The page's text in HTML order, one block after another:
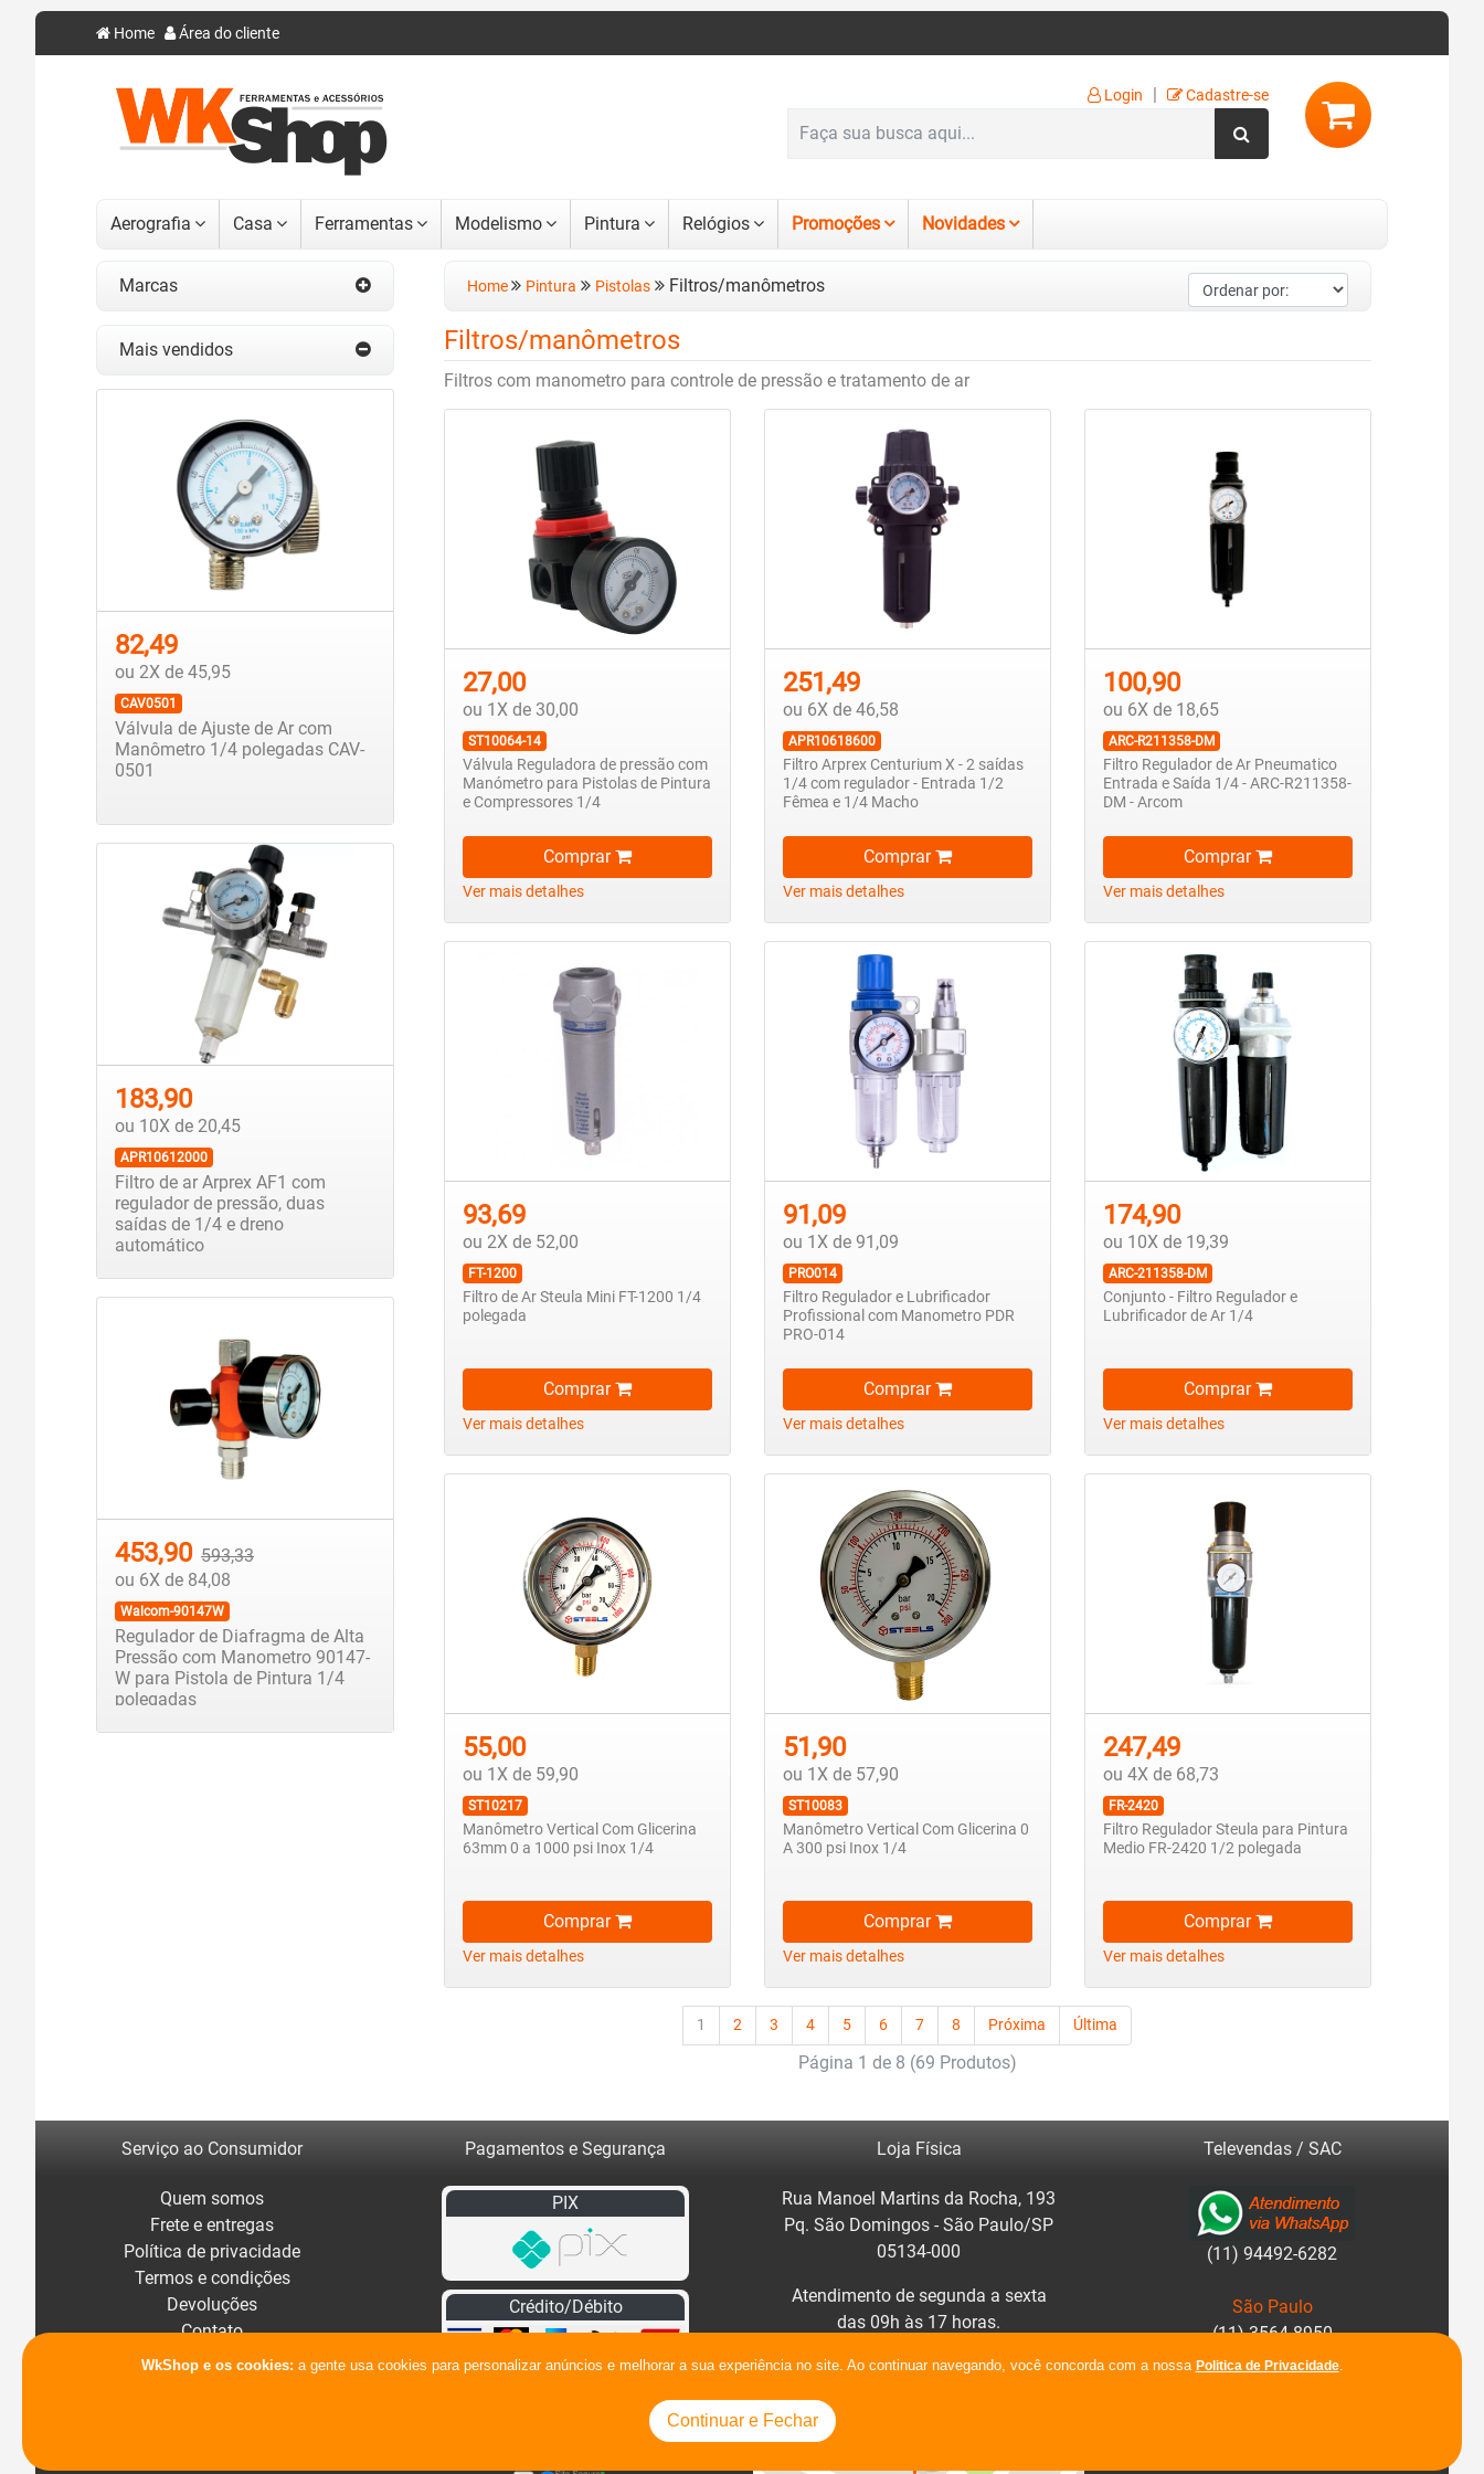
Home Área do cliente
Login | Cadastre-se
Aerografia Casa Ferramentas Modelismo Pintura Relógios Promoções Novidades
Marcas
Mais vendidos
82,49
ou 2X de 45,95
CAV0501
Válvula de Ajuste de Ar com
Manômetro 1/4 polegadas CAV-
0501
183,90
ou 10X de 20,45
APR10612000
Filtro de ar Arprex AF1 com
regulador de pressão, duas
saídas de 1/4 e dreno
automático
453,90 593,33
ou 6X de 84,08
Walcom-90147W
Regulador de Diafragma de Alta
Pressão com Manometro 90147-
W para Pistola de Pintura 1/4
polegadas
Home Pintura Pistolas Filtros/manômetros
Filtros/manômetros
Filtros com manometro para controle de pressão e tratamento de ar
27,00
ou 1X de 30,00
ST10064-14
Válvula Reguladora de pressão com
Manómetro para Pistolas de Pintura
e Compressores 1/4
Comprar
Ver mais detalhes
251,49
ou 6X de 46,58
APR10618600
Filtro Arprex Centurium X - 2 saídas
1/4 com regulador - Entrada 1/2
Fêmea e 1/4 Macho
Comprar
Ver mais detalhes
100,90
ou 6X de 18,65
ARC-R211358-DM
Filtro Regulador de Ar Pneumatico
Entrada e Saída 1/4 - ARC-R211358-
DM - Arcom
Comprar
Ver mais detalhes
93,69
ou 2X de 52,00
FT-1200
Filtro de Ar Steula Mini FT-1200 1/4
polegada
Comprar
Ver mais detalhes
91,09
ou 1X de 91,09
PRO014
Filtro Regulador e Lubrificador
Profissional com Manometro PDR
PRO-014
Comprar
Ver mais detalhes
174,90
ou 10X de 19,39
ARC-211358-DM
Conjunto - Filtro Regulador e
Lubrificador de Ar 1/4
Comprar
Ver mais detalhes
55,00
ou 1X de 59,90
ST10217
Manômetro Vertical Com Glicerina
63mm 0 a 1000 psi Inox 1/4
Comprar
Ver mais detalhes
51,90
ou 1X de 57,90
ST10083
Manômetro Vertical Com Glicerina 0
A 300 psi Inox 1/4
Comprar
Ver mais detalhes
247,49
ou 4X de 68,73
FR-2420
Filtro Regulador Steula para Pintura
Medio FR-2420 1/2 polegada
Comprar
Ver mais detalhes
WkShop e os cookies: a gente usa cookies para personalizar anúncios e melhorar a sua experiência no site. Ao continuar navegando, você concorda com a nossa Politica de Privacidade.
Continuar e Fechar
1 2 3 4 5 6 7 8 Próxima Última
Página 1 de 8 (69 Produtos)
Serviço ao Consumidor
Quem somos
Frete e entregas
Política de privacidade
Termos e condições
Devoluções
Contato
Pagamentos e Segurança
PIX
Crédito/Débito
Loja Física
Rua Manoel Martins da Rocha, 193
Pq. São Domingos - São Paulo/SP
05134-000
Atendimento de segunda a sexta
das 09h às 17 horas.
Clique no mapa para traçar rotas.
Televendas / SAC
(11) 94492-6282
São Paulo
(11) 3564-8950